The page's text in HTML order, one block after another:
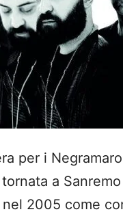
per i
a
2005 come